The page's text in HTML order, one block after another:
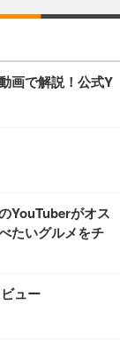
画で解説！公式Y
YouTuberがオス
たいグルメをチ
ュー